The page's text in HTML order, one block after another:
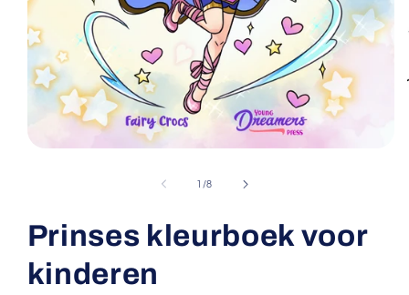
1 /of
8
Prinses kleurboek voor
kinderen